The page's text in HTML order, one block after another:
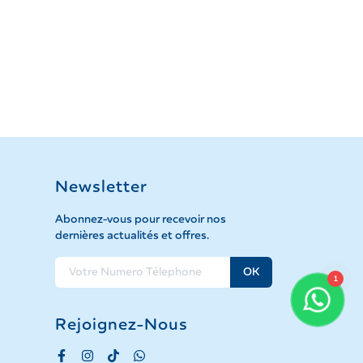
1
Newsletter
Abonnez-vous pour recevoir nos
dernières actualités et offres.
OK
Rejoignez-Nous